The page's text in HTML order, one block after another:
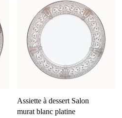
Assiette à dessert Salon
murat blanc platine